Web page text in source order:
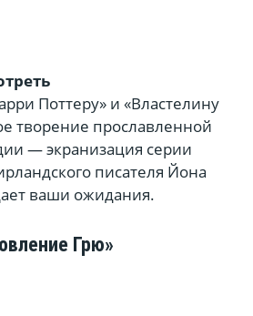
Поттеру» и «Властелину
творение прославленной
— экранизация серии
писателя Йона
ваши ожидания.
Грю»